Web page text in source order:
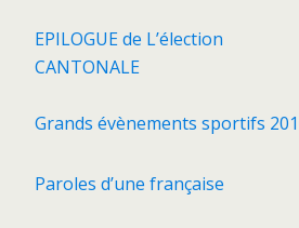
EPILOGUE de L’élection
CANTONALE
Grands évènements sportifs
Paroles d’une française